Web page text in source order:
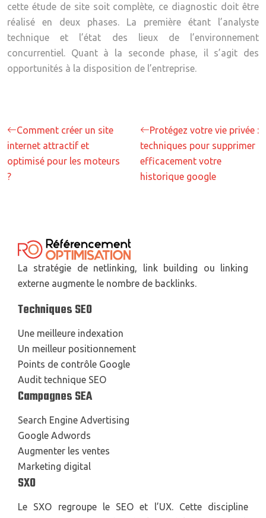
cette étude de site soit complète, ce diagnostic doit être
réalisé en deux phases. La première étant l’analyste
technique et l’état des lieux de l’environnement
concurrentiel. Quant à la seconde phase, il s’agit des
opportunités à la disposition de l’entreprise.
Comment créer un site
internet attractif et
optimisé pour les moteurs
?
Protégez votre vie privée :
techniques pour supprimer
efficacement votre
historique google
La stratégie de netlinking, link building ou linking
externe augmente le nombre de backlinks.
Techniques SEO
Une meilleure indexation
Un meilleur positionnement
Points de contrôle Google
Audit technique SEO
Campagnes SEA
Search Engine Advertising
Google Adwords
Augmenter les ventes
Marketing digital
SXO
Le SXO regroupe le SEO et l’UX. Cette discipline